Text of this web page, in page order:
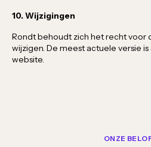
10. Wijzigingen
Rondt behoudt zich het recht voor
wijzigen. De meest actuele versie
website.
ONZE